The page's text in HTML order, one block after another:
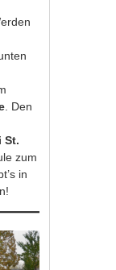
. Den
St.
zum
in